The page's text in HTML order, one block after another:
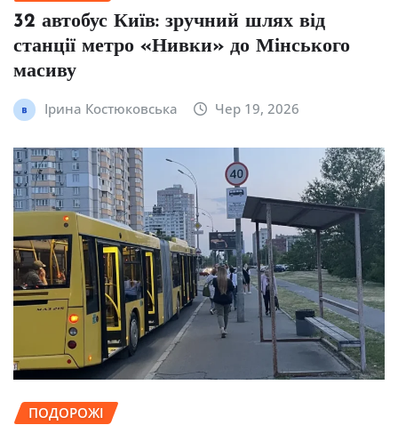
32 автобус Київ: зручний шлях від
станції метро «Нивки» до Мінського
масиву
Ірина Костюковська Чер 19, 2026
ПОДОРОЖІ